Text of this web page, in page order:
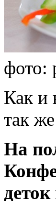
фото:
Как и
так
На